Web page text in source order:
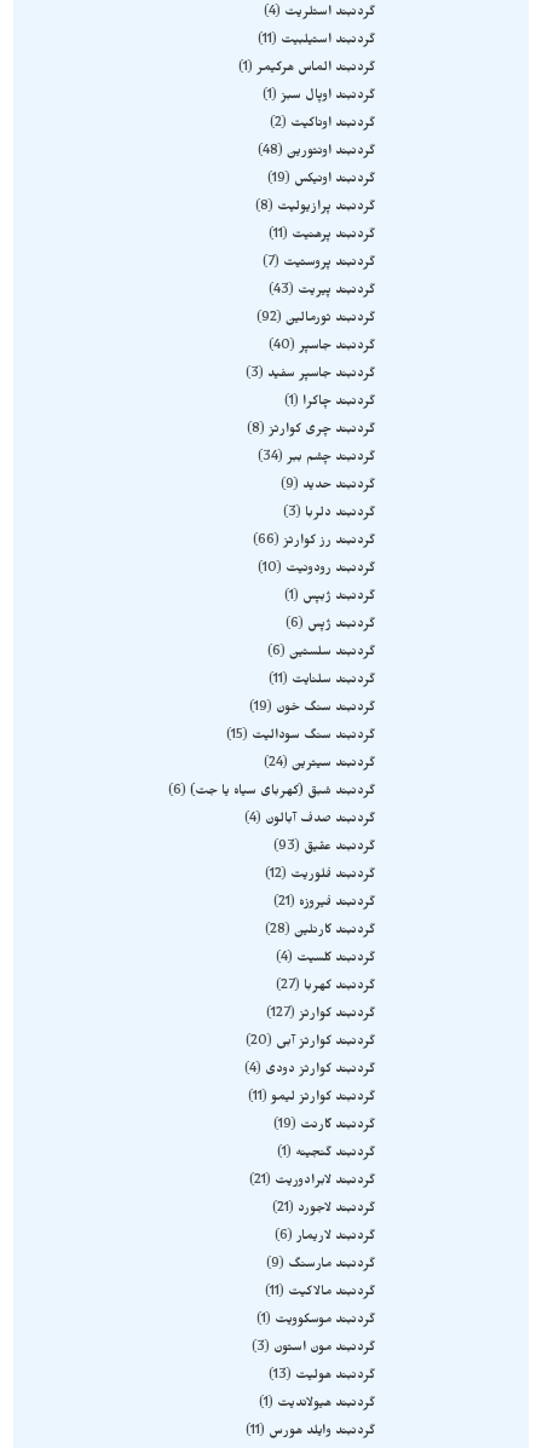
گردنبند استلریت
4
گردنبند استیلبیت
11
گردنبند الماس هرکیمر 1
گردنبند اوپال سبز 1
گردنبند اوناکیت
2
گردنبند اونتورین 48
گردنبند اونیکس
19
گردنبند پرازیولیت
8
گردنبند پرهنیت
11
گردنبند پروستیت
7
گردنبند پیریت
43
گردنبند تورمالین 92
گردنبند جاسپر 40
گردنبند جاسپر سفید
3
گردنبند چاکرا
1
گردنبند چری کوارتز 8
گردنبند چشم ببر 34
گردنبند حدید
9
گردنبند دلربا
3
گردنبند رز کوارتز 66
گردنبند رودونیت
10
گردنبند ژبپس
1
گردنبند ژپس
6
گردنبند سلستین 6
گردنبند سلنایت
11
گردنبند سنگ خون
19
گردنبند سنگ سودالیت
15
گردنبند سیترین 24
گردنبند شبق (کهربای سیاه یا جت) 6
گردنبند صدف آبالون
4
گردنبند عقیق
93
گردنبند فلوریت
12
گردنبند فیروزه
21
گردنبند کارنلین 28
گردنبند کلسیت
4
گردنبند کهربا
27
گردنبند کوارتز 127
گردنبند کوارتز آبی
20
گردنبند کوارتز دودی
4
گردنبند کوارتز لیمو 11
گردنبند گارنت
19
گردنبند گنجینه
1
گردنبند لابرادوریت
21
گردنبند لاجورد
21
گردنبند لاریمار 6
گردنبند مارسنگ
9
گردنبند مالاکیت
11
گردنبند موسکوویت
1
گردنبند مون استون
3
گردنبند هولیت
13
گردنبند هیولاندیت
1
گردنبند وایلد هورس
11